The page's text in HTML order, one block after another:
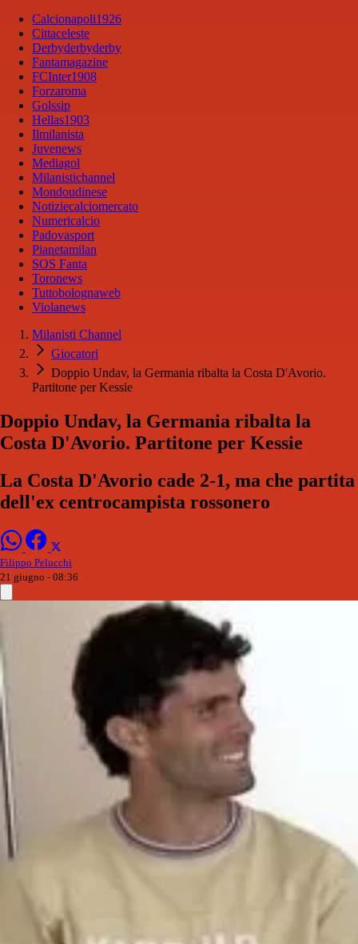
Calcionapoli1926
Cittaceleste
Derbyderbyderby
Fantamagazine
FCInter1908
Forzaroma
Golssip
Hellas1903
Ilmilanista
Juvenews
Mediagol
Milanistichannel
Mondoudinese
Notiziecalciomercato
Numericalcio
Padovasport
Pianetamilan
SOS Fanta
Toronews
Tuttobolognaweb
Violanews
Milanisti Channel
Giocatori
Doppio Undav, la Germania ribalta la Costa D'Avorio.
Partitone per Kessie
Doppio Undav, la Germania ribalta la
Costa D'Avorio. Partitone per Kessie
La Costa D'Avorio cade 2-1, ma che partita
dell'ex centrocampista rossonero
Filippo Pelucchi
21 giugno - 08:36